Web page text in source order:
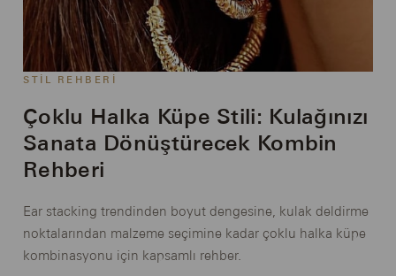
STIL REHBERI
Çoklu Halka Küpe Stili: Kulağınızı
Sanata Dönüştürecek Kombin
Rehberi
Ear stacking trendinden boyut dengesine, kulak deldirme
noktalarından malzeme seçimine kadar çoklu halka küpe
kombinasyonu için kapsamlı rehber.